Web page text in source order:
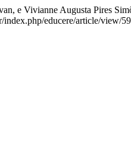
e Vivianne Augusta Pires
index.php/educere/article/view/